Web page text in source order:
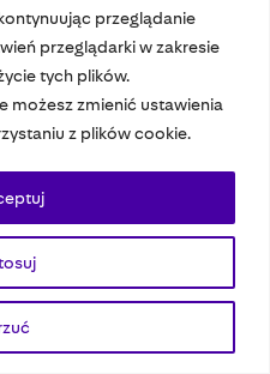
przeglądanie
przeglądarki w zakresie
tych plików.
możesz zmienić ustawienia
z plików cookie.
Reserved.
Wydawca EMFA Speak Up